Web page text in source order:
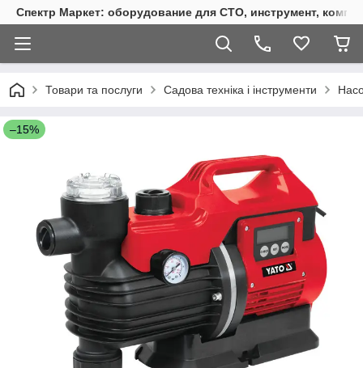
Спектр Маркет: оборудование для СТО, инструмент,
Товари та послуги Садова техніка і інструменти
–15%